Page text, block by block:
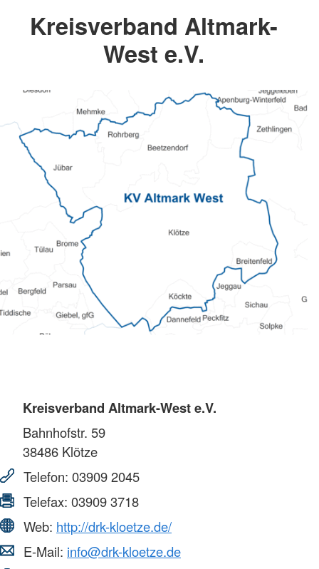
Kreisverband Altmark-
West e.V.
Kreisverband Altmark-West e.V.
Bahnhofstr. 59
38486 Klötze
Telefon: 03909 2045
Telefax: 03909 3718
Web: http://drk-kloetze.de/
E-Mail: info@drk-kloetze.de